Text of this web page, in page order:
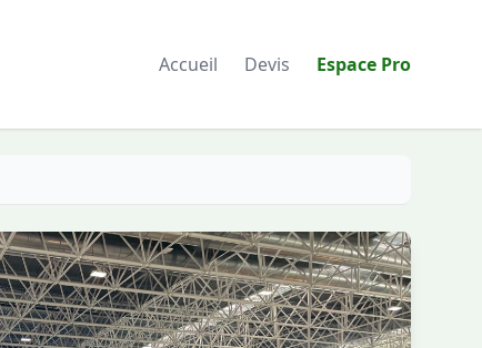
Accueil Devis Espace Pro